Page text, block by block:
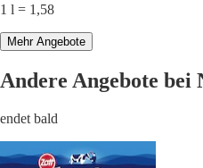
1 l = 1,58
Mehr Angebote
Andere Angebote
endet bald